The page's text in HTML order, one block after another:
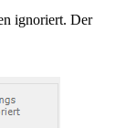
ignoriert. Der